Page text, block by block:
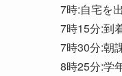
7時:自宅を
7時15分:到
7時30分:朝
8時25分:学